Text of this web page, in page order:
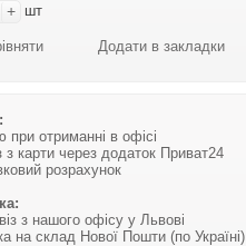
+ шт
Додати в закладки
при отриманні в офісі
з карти через додаток Приват24
розрахунок
з нашого офісу у Львові
на склад Нової Пошти (по Україні)